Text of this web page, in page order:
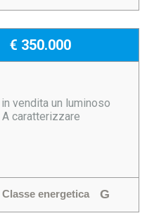
€ 350.000
vendita un luminoso
caratterizzare
Classe energetica G